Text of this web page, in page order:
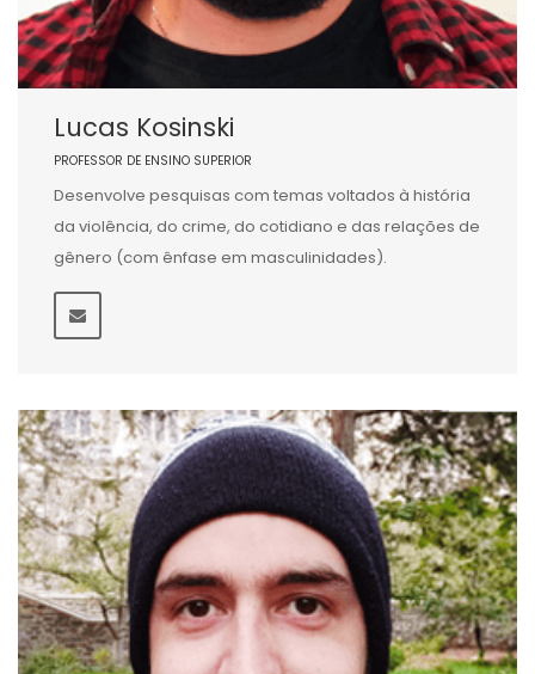
Lucas Kosinski
PROFESSOR DE ENSINO SUPERIOR
Desenvolve pesquisas com temas voltados à história
da violência, do crime, do cotidiano e das relações de
gênero (com ênfase em masculinidades).